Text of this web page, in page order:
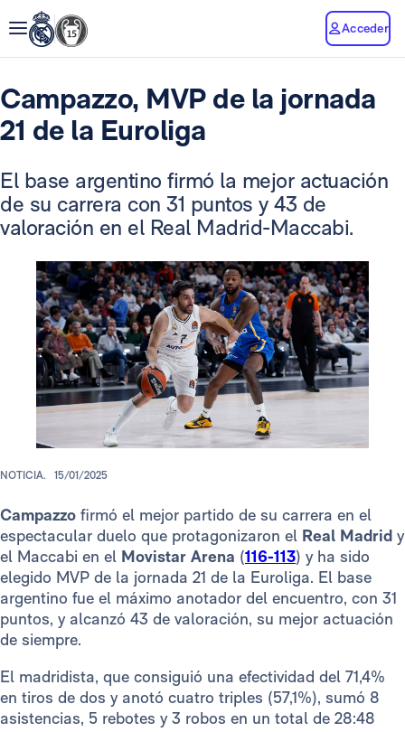
Acceder
Campazzo, MVP de la jornada
21 de la Euroliga
El base argentino firmó la mejor actuación
de su carrera con 31 puntos y 43 de
valoración en el Real Madrid-Maccabi.
NOTICIA. 15/01/2025
Campazzo firmó el mejor partido de su carrera en el
espectacular duelo que protagonizaron el Real Madrid y
el Maccabi en el Movistar Arena (116-113) y ha sido
elegido MVP de la jornada 21 de la Euroliga. El base
argentino fue el máximo anotador del encuentro, con 31
puntos, y alcanzó 43 de valoración, su mejor actuación
de siempre.
El madridista, que consiguió una efectividad del 71,4%
en tiros de dos y anotó cuatro triples (57,1%), sumó 8
asistencias, 5 rebotes y 3 robos en un total de 28:48